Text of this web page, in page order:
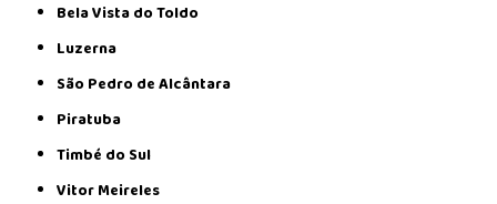
Bela Vista do Toldo
Luzerna
São Pedro de Alcântara
Piratuba
Timbé do Sul
Vitor Meireles